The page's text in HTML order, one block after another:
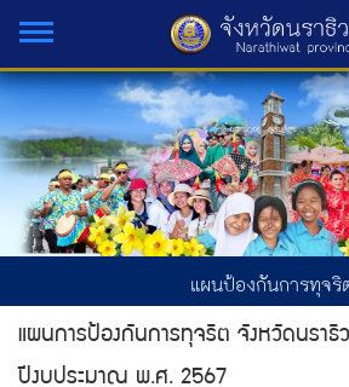
แผนป้องกันการทุจริ
แผนการป้องกันการทุจริต จังหวัดนราธิ
ปีงบประมาณ พ.ศ. 2567